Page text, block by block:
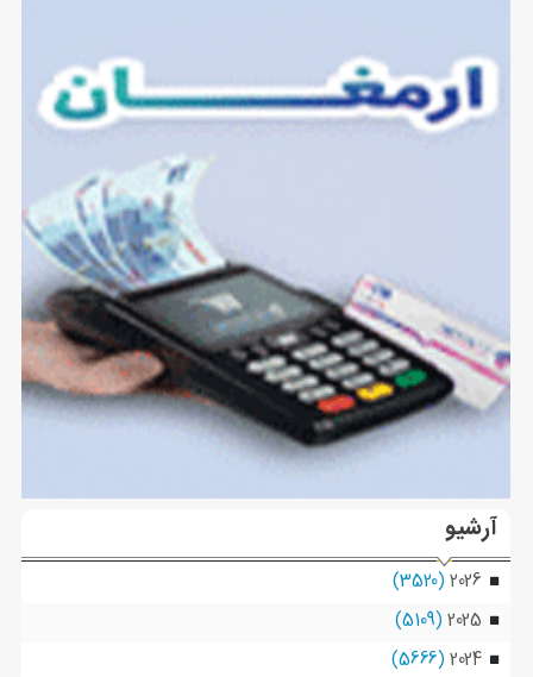
آرشیو
2026
(3520)
2025
(5109)
2024
(5666)